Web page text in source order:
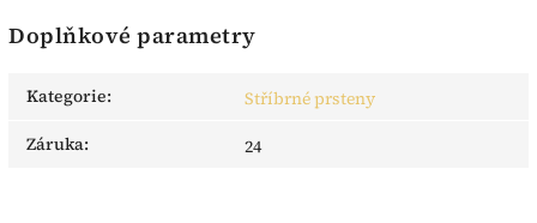
Doplňkové parametry
Kategorie:
Stříbrné prsteny
Záruka: 24